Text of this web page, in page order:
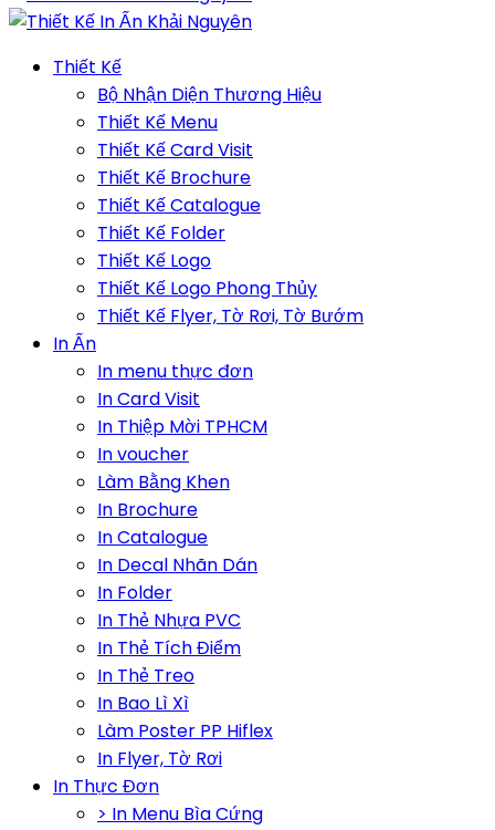
Thiết Kế
Bộ Nhận Diện Thương Hiệu
Thiết Kế Menu
Thiết Kế Card Visit
Thiết Kế Brochure
Thiết Kế Catalogue
Thiết Kế Folder
Thiết Kế Logo
Thiết Kế Logo Phong Thủy
Thiết Kế Flyer, Tờ Rơi, Tờ Bướm
In Ấn
In menu thực đơn
In Card Visit
In Thiệp Mời TPHCM
In voucher
Làm Bằng Khen
In Brochure
In Catalogue
In Decal Nhãn Dán
In Folder
In Thẻ Nhựa PVC
In Thẻ Tích Điểm
In Thẻ Treo
In Bao Lì Xì
Làm Poster PP Hiflex
In Flyer, Tờ Rơi
In Thực Đơn
> In Menu Bìa Cứng